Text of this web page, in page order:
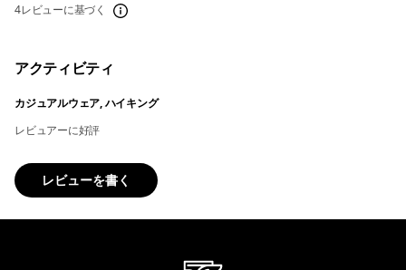
4レビューに基づく
アクティビティ
カジュアルウェア, ハイキング
レビュアーに好評
レビューを書く